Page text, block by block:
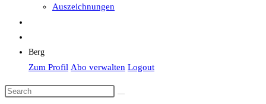
Auszeichnungen
Berg
Zum Profil Abo verwalten Logout